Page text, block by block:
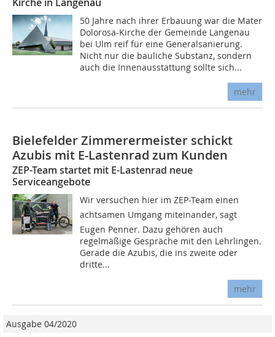
Kirche in Langenau
50 Jahre nach ihrer Erbauung war die Mater
Dolorosa-Kirche der Gemeinde Langenau
bei Ulm reif für eine Generalsanierung.
Nicht nur die bauliche Substanz, sondern
auch die Innenausstattung sollte sich...
mehr
Bielefelder Zimmerermeister schickt
Azubis mit E-Lastenrad zum Kunden
ZEP-Team startet mit E-Lastenrad neue
Serviceangebote
Wir versuchen hier im ZEP-Team einen
achtsamen Umgang miteinander, sagt
Eugen Penner. Dazu gehören auch
regelmäßige Gespräche mit den Lehrlingen.
Gerade die Azubis, die ins zweite oder
dritte...
mehr
Ausgabe 04/2020